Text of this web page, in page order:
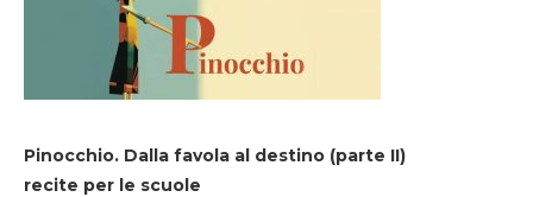
Pinocchio. Dalla favola al destino (parte II)
recite per le scuole